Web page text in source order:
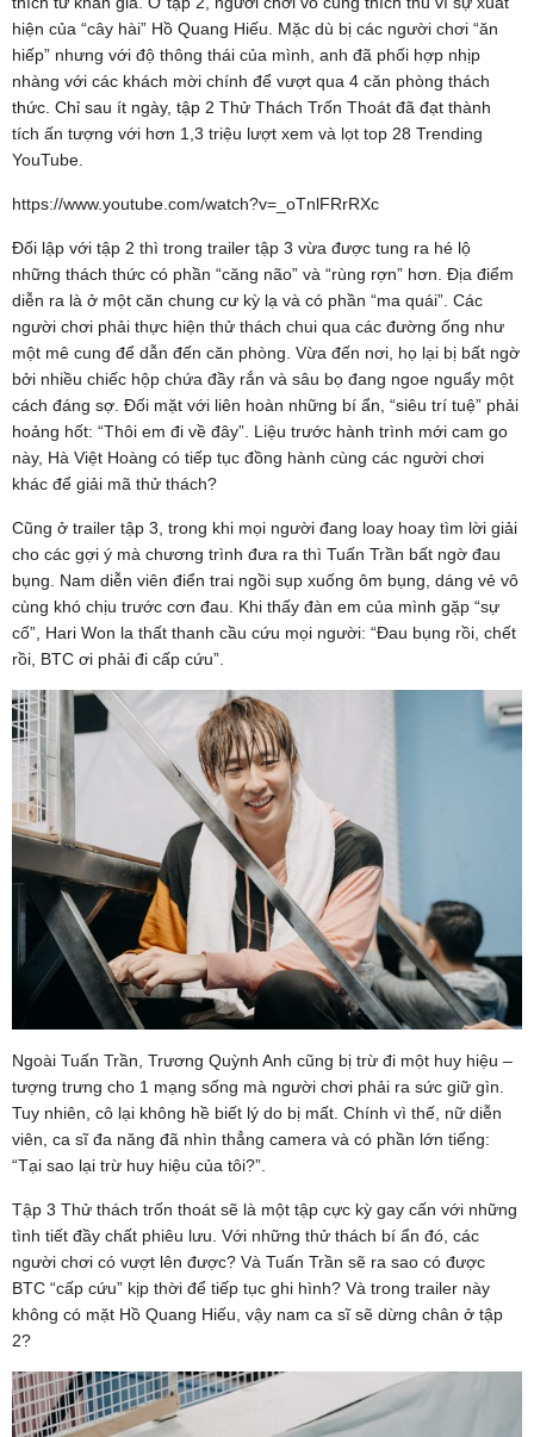
hiện của “cây hài” Hồ Quang Hiếu. Mặc dù bị các người chơi “ăn
hiếp” nhưng với độ thông thái của mình, anh đã phối hợp nhịp
nhàng với các khách mời chính để vượt qua 4 căn phòng thách
thức. Chỉ sau ít ngày, tập 2 Thử Thách Trốn Thoát đã đạt thành
tích ấn tượng với hơn 1,3 triệu lượt xem và lọt top 28 Trending
YouTube.
https://www.youtube.com/watch?v=_oTnlFRrRXc
Đối lập với tập 2 thì trong trailer tập 3 vừa được tung ra hé lộ
những thách thức có phần “căng não” và “rùng rợn” hơn. Địa điểm
diễn ra là ở một căn chung cư kỳ lạ và có phần “ma quái”. Các
người chơi phải thực hiện thử thách chui qua các đường ống như
một mê cung để dẫn đến căn phòng. Vừa đến nơi, họ lại bị bất ngờ
bởi nhiều chiếc hộp chứa đầy rắn và sâu bọ đang ngoe nguẩy một
cách đáng sợ. Đối mặt với liên hoàn những bí ẩn, “siêu trí tuệ” phải
hoảng hốt: “Thôi em đi về đây”. Liệu trước hành trình mới cam go
này, Hà Việt Hoàng có tiếp tục đồng hành cùng các người chơi
khác để giải mã thử thách?
Cũng ở trailer tập 3, trong khi mọi người đang loay hoay tìm lời giải
cho các gợi ý mà chương trình đưa ra thì Tuấn Trần bất ngờ đau
bụng. Nam diễn viên điển trai ngồi sụp xuống ôm bụng, dáng vẻ vô
cùng khó chịu trước cơn đau. Khi thấy đàn em của mình gặp “sự
cố”, Hari Won la thất thanh cầu cứu mọi người: “Đau bụng rồi, chết
rồi, BTC ơi phải đi cấp cứu”.
Ngoài Tuấn Trần, Trương Quỳnh Anh cũng bị trừ đi một huy hiệu –
tượng trưng cho 1 mạng sống mà người chơi phải ra sức giữ gìn.
Tuy nhiên, cô lại không hề biết lý do bị mất. Chính vì thế, nữ diễn
viên, ca sĩ đa năng đã nhìn thẳng camera và có phần lớn tiếng:
“Tại sao lại trừ huy hiệu của tôi?”.
Tập 3 Thử thách trốn thoát sẽ là một tập cực kỳ gay cấn với những
tình tiết đầy chất phiêu lưu. Với những thử thách bí ẩn đó, các
người chơi có vượt lên được? Và Tuấn Trần sẽ ra sao có được
BTC “cấp cứu” kịp thời để tiếp tục ghi hình? Và trong trailer này
không có mặt Hồ Quang Hiếu, vậy nam ca sĩ sẽ dừng chân ở tập
2?